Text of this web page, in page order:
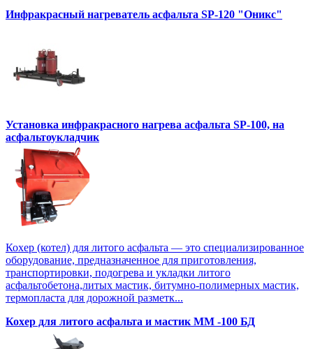
Инфракрасный нагреватель асфальта SP-120 "Оникс"
Установка инфракрасного нагрева асфальта SP-100, на
асфальтоукладчик
Кохер (котел) для литого асфальта — это специализированное
оборудование, предназначенное для приготовления,
транспортировки, подогрева и укладки литого
асфальтобетона,литых мастик, битумно-полимерных мастик,
термопласта для дорожной разметк...
Кохер для литого асфальта и мастик MM -100 БД